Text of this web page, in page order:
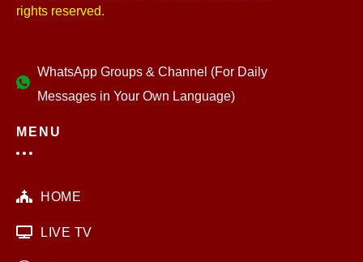
rights reserved.
WhatsApp Groups & Channel (For Daily
Messages in Your Own Language)
MENU
HOME
LIVE TV